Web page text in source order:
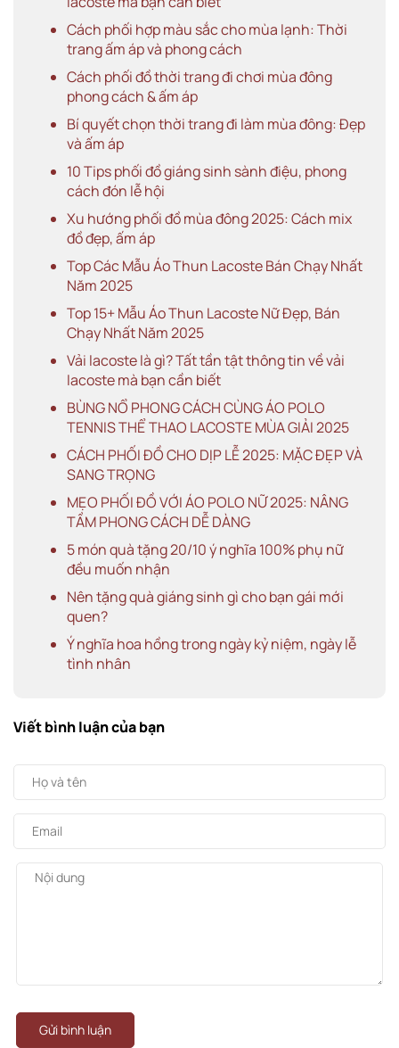
Cách phối hợp màu sắc cho mùa lạnh: Thời
trang ấm áp và phong cách
Cách phối đồ thời trang đi chơi mùa đông
phong cách & ấm áp
Bí quyết chọn thời trang đi làm mùa đông: Đẹp
và ấm áp
10 Tips phối đồ giáng sinh sành điệu, phong
cách đón lễ hội
Xu hướng phối đồ mùa đông 2025: Cách mix
đồ đẹp, ấm áp
Top Các Mẫu Áo Thun Lacoste Bán Chạy Nhất
Năm 2025
Top 15+ Mẫu Áo Thun Lacoste Nữ Đẹp, Bán
Chạy Nhất Năm 2025
Vải lacoste là gì? Tất tần tật thông tin về vải
lacoste mà bạn cần biết
BÙNG NỔ PHONG CÁCH CÙNG ÁO POLO
TENNIS THỂ THAO LACOSTE MÙA GIẢI 2025
CÁCH PHỐI ĐỒ CHO DỊP LỄ 2025: MẶC ĐẸP VÀ
SANG TRỌNG
MẸO PHỐI ĐỒ VỚI ÁO POLO NỮ 2025: NÂNG
TẦM PHONG CÁCH DỄ DÀNG
5 món quà tặng 20/10 ý nghĩa 100% phụ nữ
đều muốn nhận
Nên tặng quà giáng sinh gì cho bạn gái mới
quen?
Ý nghĩa hoa hồng trong ngày kỷ niệm, ngày lễ
tình nhân
Viết bình luận của bạn
Gửi bình luận